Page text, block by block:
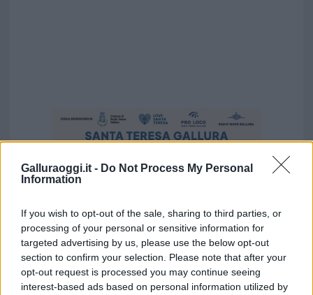
Galluraoggi.it - Do Not Process My Personal
Information
If you wish to opt-out of the sale, sharing to third parties, or
processing of your personal or sensitive information for
targeted advertising by us, please use the below opt-out
section to confirm your selection. Please note that after your
opt-out request is processed you may continue seeing
interest-based ads based on personal information utilized by